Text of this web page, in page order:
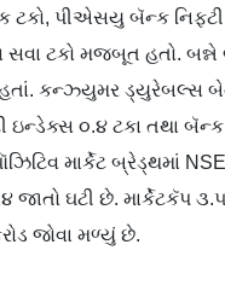
ટકો, પીએસયુ બૅન્ક
સવા ટકો મજબૂત હતો. બન્ને
કન્ઝ્‍યુમર ડ્યુરેબલ્સ
ઇન્ડેક્સ ૦.૪ ટકા તથા બૅન્ક
માર્કેટ બ્રેડ્થમાં
જાતો ઘટી છે. માર્કેટકૅપ
જોવા મળ્યું છે.